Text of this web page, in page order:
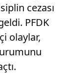
cezası
PFDK
olaylar,